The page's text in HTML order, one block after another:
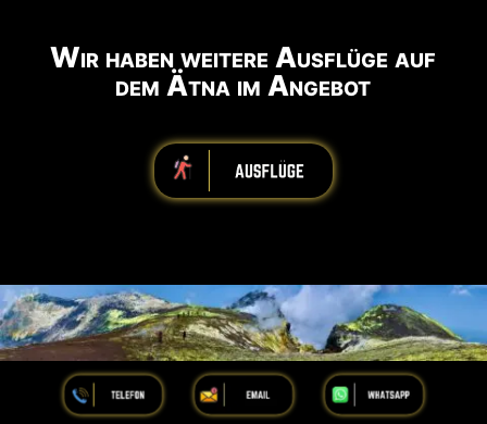
Wir haben weitere Ausflüge auf
dem Ätna im Angebot
iiiiiiiiiiiiiiiiiiiiiiii